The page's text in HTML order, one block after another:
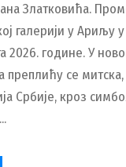
Златковића.
галерији у Ариљу у
2026. године. У
преплићу се
Србије, кроз